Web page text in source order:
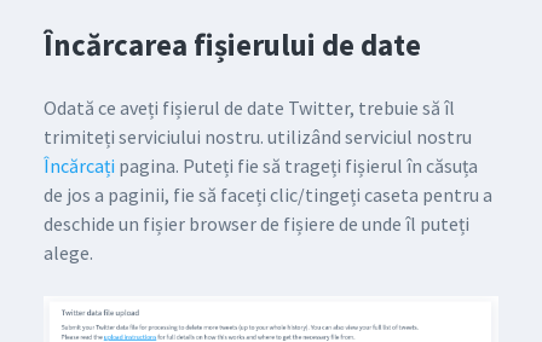
Încărcarea fișierului de date
Odată ce aveți fișierul de date Twitter, trebuie să îl
trimiteți serviciului nostru. utilizând serviciul nostru
Încărcați pagina. Puteți fie să trageți fișierul în căsuța
de jos a paginii, fie să faceți clic/tingeți caseta pentru a
deschide un fișier browser de fișiere de unde îl puteți
alege.